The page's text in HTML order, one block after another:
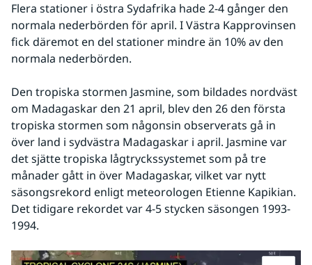
Flera stationer i östra Sydafrika hade 2-4 gånger den
normala nederbörden för april. I Västra Kapprovinsen
fick däremot en del stationer mindre än 10% av den
normala nederbörden.
Den tropiska stormen Jasmine, som bildades nordväst
om Madagaskar den 21 april, blev den 26 den första
tropiska stormen som någonsin observerats gå in
över land i sydvästra Madagaskar i april. Jasmine var
det sjätte tropiska lågtryckssystemet som på tre
månader gått in över Madagaskar, vilket var nytt
säsongsrekord enligt meteorologen Etienne Kapikian.
Det tidigare rekordet var 4-5 stycken säsongen 1993-
1994.